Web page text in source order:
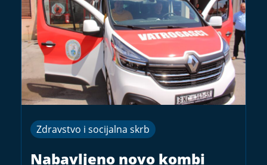
Zdravstvo i socijalna skrb
Nabavljeno novo kombi